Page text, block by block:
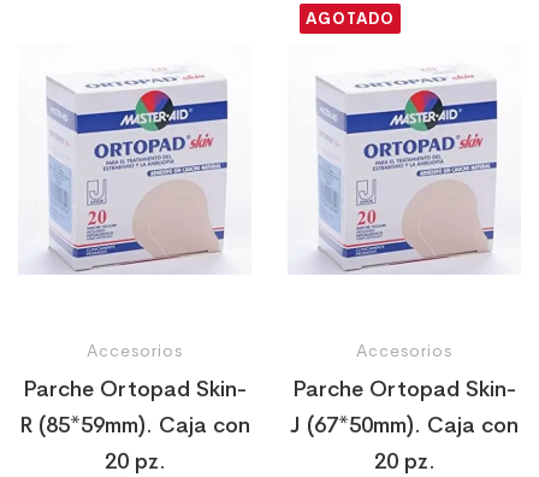
Accesorios
Parche Ortopad Skin-
R (85*59mm). Caja con
20 pz.
AGOTADO
Accesorios
Parche Ortopad Skin-
J (67*50mm). Caja con
20 pz.